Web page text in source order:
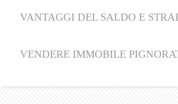
VANTAGGI DEL SALDO E
VENDERE IMMOBILE